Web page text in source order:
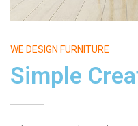
WE DESIGN FURNITURE
Simple